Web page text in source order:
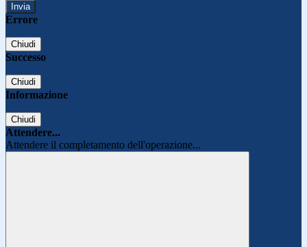
Errore
Chiudi
Successo
Chiudi
Informazione
Chiudi
Attendere...
Attendere il completamento dell'operazione...